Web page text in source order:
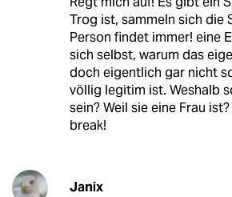
Trog ist, sammeln sich die
Person findet immer! eine
sich selbst, warum das
doch eigentlich gar nicht
völlig legitim ist. Weshalb
sein? Weil sie eine Frau
break!
Janix